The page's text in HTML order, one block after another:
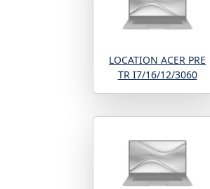
LOCATION ACER PRE
TR I7/16/12/3060